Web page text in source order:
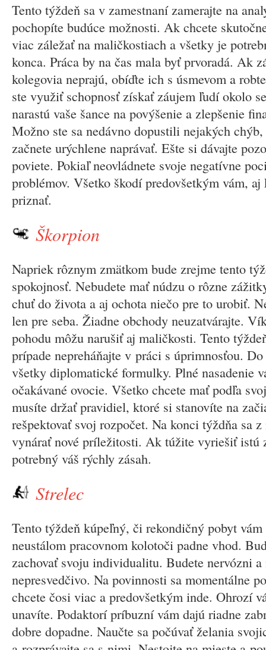
Tento týždeň sa v zamestnaní zamerajte na
pochopíte budúce možnosti. Ak chcete
viac záležať na maličkostiach a všetky je
konca. Práca by na čas mala byť prvoradá. Ak
kolegovia neprajú, obíďte ich s úsmevom a
ste využiť schopnosť získať záujem ľudí okolo
narastú vaše šance na povýšenie a zlepšenie
Možno ste sa nedávno dopustili nejakých
začnete urýchlene naprávať. Ešte si dávajte
poviete. Pokiaľ neovládnete svoje negatívne
problémov. Všetko škodí predovšetkým vám, aj
priznať.
Škorpion
Napriek rôznym zmätkom bude zrejme tento
spokojnosť. Nebudete mať núdzu o rôzne
chuť do života a aj ochota niečo pre to urobiť.
len pre seba. Žiadne obchody neuzatvárajte.
pohodu môžu narušiť aj maličkosti. Tento
prípade nepreháňajte v práci s úprimnosťou.
všetky diplomatické formulky. Plné nasadenie
očakávané ovocie. Všetko chcete mať podľa
musíte držať pravidiel, ktoré si stanovíte na
rešpektovať svoj rozpočet. Na konci týždňa sa
vynárať nové príležitosti. Ak túžite vyriešiť istú
potrebný váš rýchly zásah.
Strelec
Tento týždeň kúpeľný, či rekondičný pobyt
neustálom pracovnom kolotoči padne vhod.
zachovať svoju individualitu. Budete nervózni
nepresvedčivo. Na povinnosti sa momentálne
chcete čosi viac a predovšetkým inde. Ohrozí
unavíte. Podaktorí príbuzní vám dajú riadne
dobre dopadne. Naučte sa počúvať želania